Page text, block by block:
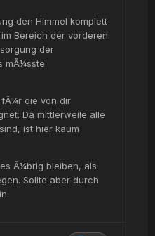
den Himmel komplett
Bereich der vorderen
der
mÃ¼sste
die von dir
Da mittlerweile alle
ist hier kaum
Ã¼brig bleiben, als
Sollte aber durch